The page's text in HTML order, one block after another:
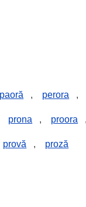
paoră , perora ,
prona , proora ,
provă , proză